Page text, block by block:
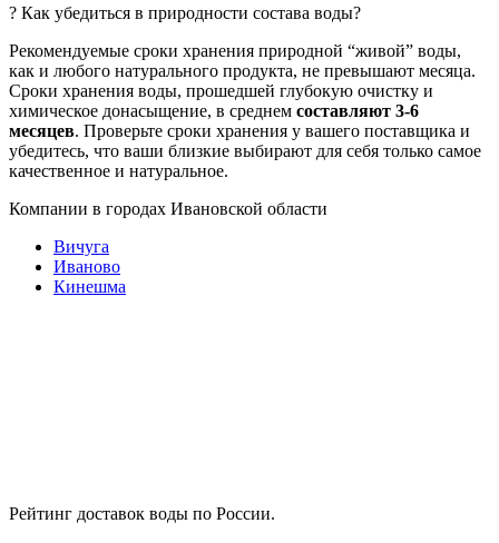
? Как убедиться в природности состава воды?
Рекомендуемые сроки хранения природной “живой” воды,
как и любого натурального продукта, не превышают месяца.
Сроки хранения воды, прошедшей глубокую очистку и
химическое донасыщение, в среднем составляют 3-6
месяцев. Проверьте сроки хранения у вашего поставщика и
убедитесь, что ваши близкие выбирают для себя только самое
качественное и натуральное.
Компании в городах Ивановской области
Вичуга
Иваново
Кинешма
Рейтинг доставок воды по России.